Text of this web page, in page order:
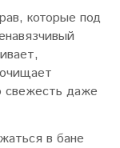
которые под
свежесть даже
в бане